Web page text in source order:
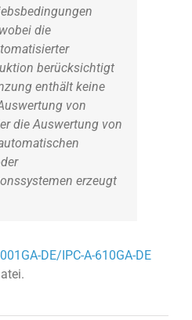
die
berücksichtigt
enthält keine
von
die Auswertung von
erzeugt
DE/IPC-A-610GA-DE